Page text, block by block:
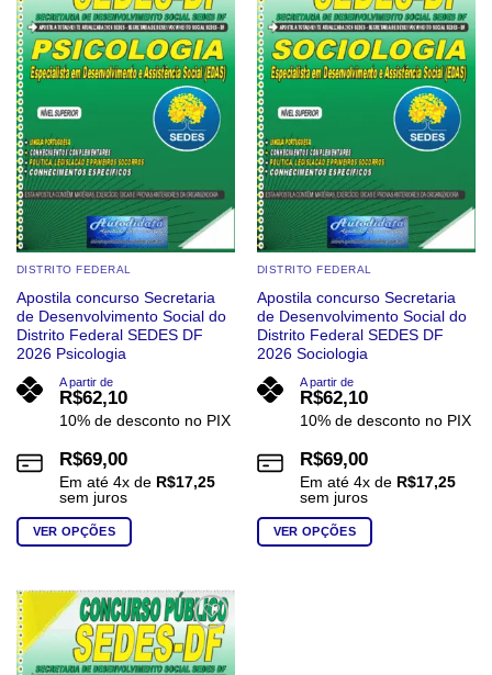
As
opções
podem
ser
escolhidas
na
página
do
produto
As
opções
podem
ser
escolhidas
na
página
do
produto
DISTRITO FEDERAL
Apostila concurso Secretaria
de Desenvolvimento Social do
Distrito Federal SEDES DF
2026 Psicologia
A partir de
R$62,10
10% de desconto no PIX
R$69,00
Em até 4x de R$17,25
sem juros
VER OPÇÕES
tem
várias
variantes.
DISTRITO FEDERAL
Apostila concurso Secretaria
de Desenvolvimento Social do
Distrito Federal SEDES DF
2026 Sociologia
A partir de
R$62,10
10% de desconto no PIX
R$69,00
Em até 4x de R$17,25
sem juros
VER OPÇÕES
Add to
wishlist